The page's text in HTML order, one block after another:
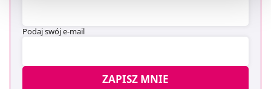
będzie oznaczało, że nie wyrażasz zgody na
dla funkcjonowania Strony. Będzie się to jednak wiązało
z brakiem dostępu do wszystkich funkcjonalności
Podaj swój e-mail
ZAPISZ MNIE